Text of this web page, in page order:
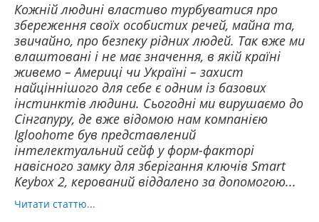
Кожній людині властиво турбуватися про
збереження своїх особистих речей, майна та,
звичайно, про безпеку рідних людей. Так вже ми
влаштовані і не має значення, в якій країні
живемо – Америці чи Україні – захист
найціннішого для себе є одним із базових
інстинктів людини. Сьогодні ми вирушаємо до
Сінгапуру, де вже відомою нам компанією
Igloohome був представлений
інтелектуальний сейф у форм-факторі
навісного замку для зберігання ключів Smart
Keybox 2, керований віддалено за допомогою...
Читати статтю...